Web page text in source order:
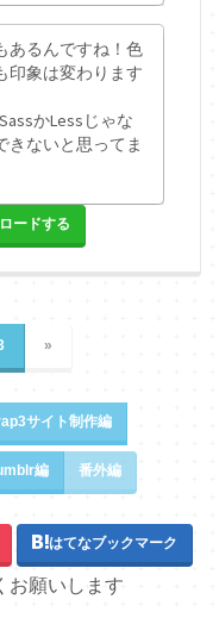
あるんですね！色
印象は変わります
かLessじゃな
きないと思ってま
ードする
»
サイト制作編
編 番外編
はてなブックマーク
お願いします